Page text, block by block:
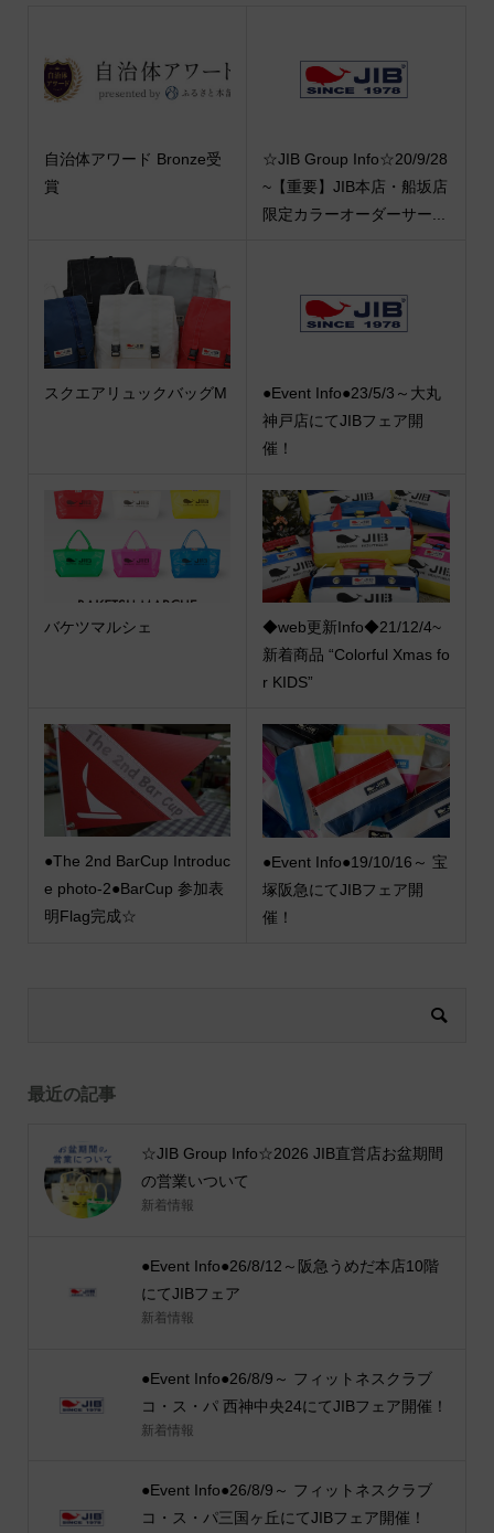
自治体アワード Bronze受
賞
☆JIB Group Info☆20/9/28
~【重要】JIB本店・船坂店
限定カラーオーダーサー...
スクエアリュックバッグM
●Event Info●23/5/3～大丸
神戸店にてJIBフェア開
催！
バケツマルシェ
◆web更新Info◆21/12/4~
新着商品 “Colorful Xmas fo
r KIDS”
●The 2nd BarCup Introduc
e photo-2●BarCup 参加表
明Flag完成☆
●Event Info●19/10/16～ 宝
塚阪急にてJIBフェア開
催！
最近の記事
☆JIB Group Info☆2026 JIB直営店お盆期間
の営業いついて
新着情報
●Event Info●26/8/12～阪急うめだ本店10階
にてJIBフェア
新着情報
●Event Info●26/8/9～ フィットネスクラブ
コ・ス・パ 西神中央24にてJIBフェア開催！
新着情報
●Event Info●26/8/9～ フィットネスクラブ
コ・ス・パ三国ヶ丘にてJIBフェア開催！